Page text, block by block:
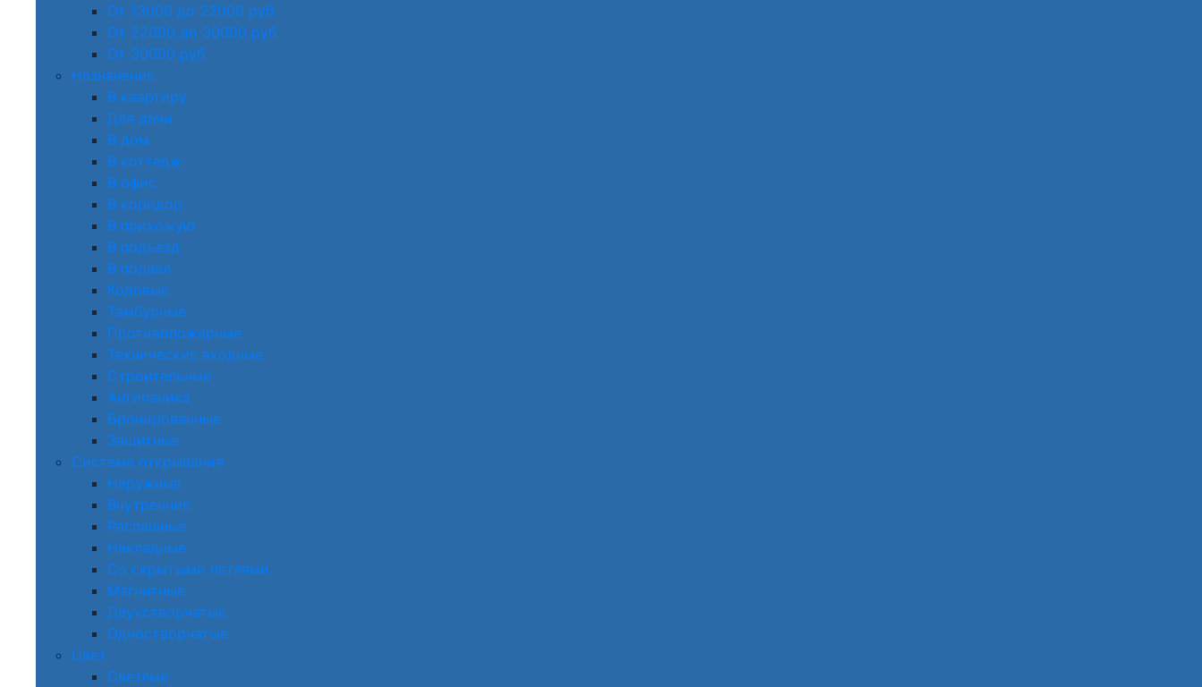
От 13000 до 22000 руб
От 22000 до 30000 руб
От 30000 руб
Назначение
В квартиру
Для дачи
В дом
В коттедж
В офис
В коридор
В прихожую
В подъезд
В подвал
Кодовые
Тамбурные
Противопожарные
Технические входные
Строительные
Антипаника
Бронированные
Защитные
Система открывания
Наружные
Внутренние
Распашные
Накладные
Со скрытыми петлями
Магнитные
Двухстворчатые
Одностворчатые
Цвет
Светлые